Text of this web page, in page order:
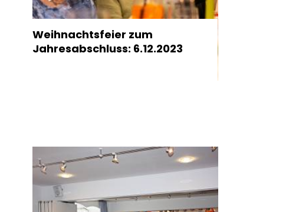
Weihnachtsfeier zum
Jahresabschluss: 6.12.2023